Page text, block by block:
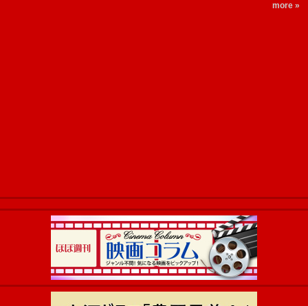
more »